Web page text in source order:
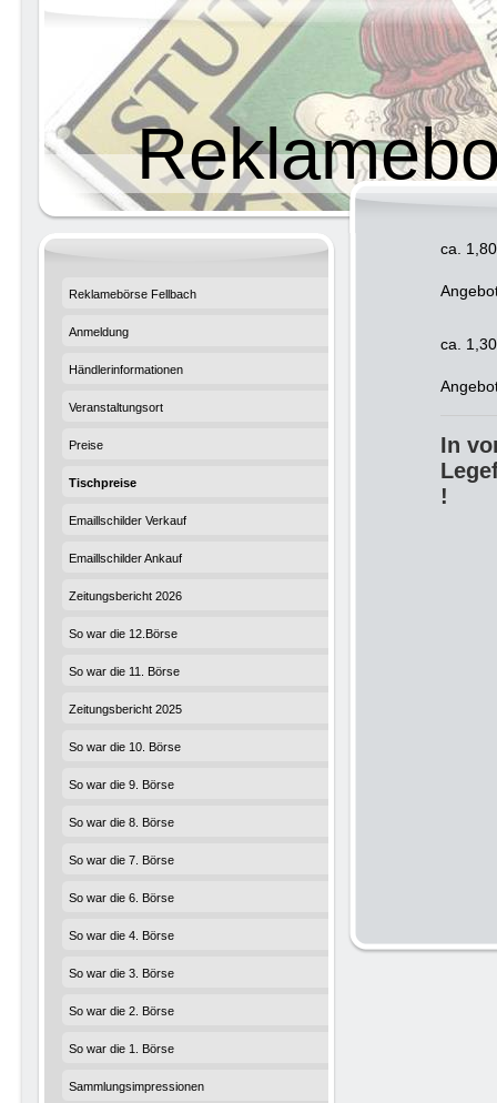
ca.
ca.
In
!
Reklamebörse Fellbach
Anmeldung
Händlerinformationen
Veranstaltungsort
Preise
Tischpreise
Emaillschilder Verkauf
Emaillschilder Ankauf
Zeitungsbericht 2026
So war die 12.Börse
So war die 11. Börse
Zeitungsbericht 2025
So war die 10. Börse
So war die 9. Börse
So war die 8. Börse
So war die 7. Börse
So war die 6. Börse
So war die 4. Börse
So war die 3. Börse
So war die 2. Börse
So war die 1. Börse
Sammlungsimpressionen